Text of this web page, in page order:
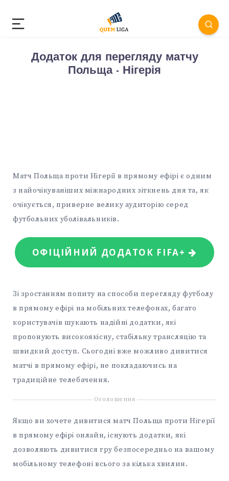
Додаток для перегляду матчу
Польща - Нігерія
Матч Польща проти Нігерії в прямому ефірі є одним
з найочікуваніших міжнародних зіткнень дня та, як
очікується, приверне велику аудиторію серед
футбольних уболівальників.
ОФІЦІЙНИЙ ДОДАТОК FIFA+
Зі зростанням попиту на способи перегляду футболу
в прямому ефірі на мобільних телефонах, багато
користувачів шукають надійні додатки, які
пропонують високоякісну, стабільну трансляцію та
швидкий доступ. Сьогодні вже можливо дивитися
матчі в прямому ефірі, не покладаючись на
традиційне телебачення.
Оголошення
Якщо ви хочете дивитися матч Польща проти Нігерії
в прямому ефірі онлайн, існують додатки, які
дозволяють дивитися гру безпосередньо на вашому
мобільному телефоні всього за кілька хвилин.